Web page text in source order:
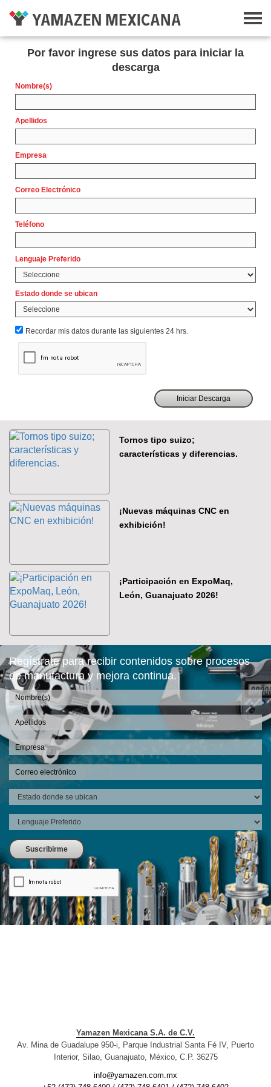
Por favor ingrese sus datos para iniciar la
descarga
Nombre(s)
Apellidos
Empresa
Correo Electrónico
Teléfono
Lenguaje Preferido
Estado donde se ubican
Recordar mis datos durante las siguientes 24 hrs.
Tornos tipo suizo;
características y diferencias.
¡Nuevas máquinas CNC en
exhibición!
¡Participación en ExpoMaq,
León, Guanajuato 2026!
Regístrate para recibir contenidos sobre procesos
de manufactura y mejora continua.
Yamazen Mexicana S.A. de C.V.
Av. Mina de Guadalupe 950-i, Parque Industrial Santa Fé IV, Puerto
Interior, Silao, Guanajuato, México, C.P. 36275
info@yamazen.com.mx